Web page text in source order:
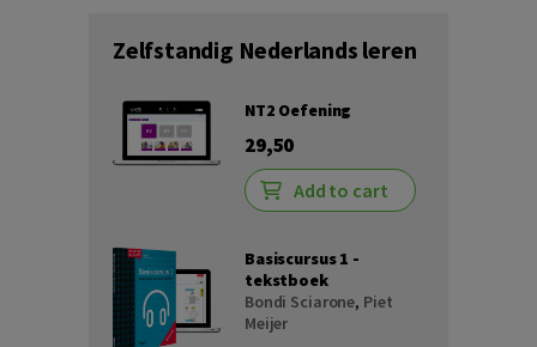
Zelfstandig Nederlands leren
NT2 Oefening
29,50
Add to cart
Basiscursus 1 -
tekstboek
Bondi Sciarone, Piet
Meijer